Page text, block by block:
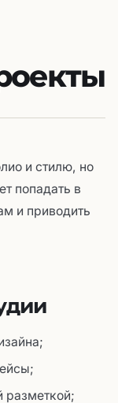
и стилю, но
попадать в
и приводить
разметкой;